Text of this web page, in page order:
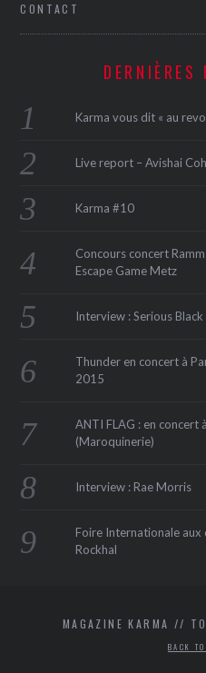
CONTACT
DERNIÈRES
Karma vous dit « au
Live report – Avishai
Karma #10
Concours concert
Escape Game Metz
Interview : Serious Black
Thunder en concert à
2015
ANTI FLAG : en concert
(Maroquinerie‏)
Interview : Rae Morris
Foire Internationale aux
Rockhal
MAGAZINE KARMA //
BACK